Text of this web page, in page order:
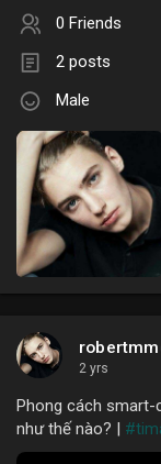
0 Friends
2 posts
Male
2 yrs
Phong cách smart-
như thế nào? |